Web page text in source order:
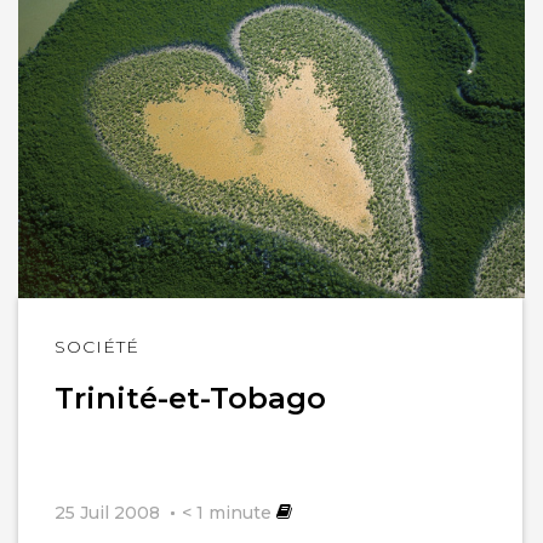
SOCIÉTÉ
Trinité-et-Tobago
25 Juil 2008 < 1 minute
Lire